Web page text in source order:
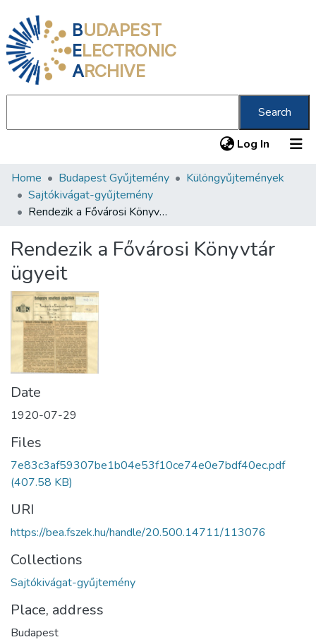
BUDAPEST
ELECTRONIC
ARCHIVE
Search
Log In (current)
Communities & Collections
All of DSpace
About us
Home Budapest Gyűjtemény
Különgyűjtemények
Sajtókivágat-gyűjtemény
Rendezik a Fővárosi Könyvtár ügyeit
Rendezik a Fővárosi Könyvtár
ügyeit
Date
1920-07-29
Files
7e83c3af59307be1b04e53f10ce74e0e7bdf40ec.pdf
(407.58 KB)
URI
https://bea.fszek.hu/handle/20.500.14711/113076
Collections
Sajtókivágat-gyűjtemény
Place, address
Budapest